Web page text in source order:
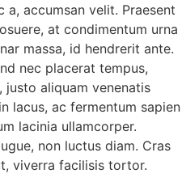
accumsan velit. Praesent
at condimentum urna
massa, id hendrerit ante.
nec placerat tempus,
aliquam venenatis
lacus, ac fermentum sapien
lacinia ullamcorper.
non luctus diam. Cras
viverra facilisis tortor.